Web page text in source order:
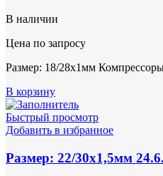
В наличии
Цена по запросу
Размер: 18/28х1мм
В корзину
Быстрый просмотр
Добавить в избранное
Размер: 22/30х1,5мм